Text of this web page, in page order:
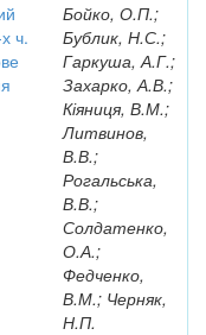
ч.
Бойко, О.П.;
Бублик, Н.С.;
Гаркуша, А.Г.;
Захарко, А.В.;
Кіяниця, В.М.;
Литвинов,
В.В.;
Рогальська,
В.В.;
Солдатенко,
О.А.;
Федченко,
В.М.; Черняк,
Н.П.